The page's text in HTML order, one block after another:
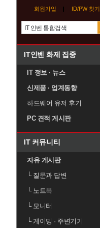
회원가입 ID/PW 찾기
IT인벤 화제 집중
IT 정보 · 뉴스
신제품 · 업계동향
하드웨어 유저 후기
PC 견적 게시판
IT 커뮤니티
자유 게시판
└질문과 답변
└노트북
└모니터
└게이밍 · 주변기기